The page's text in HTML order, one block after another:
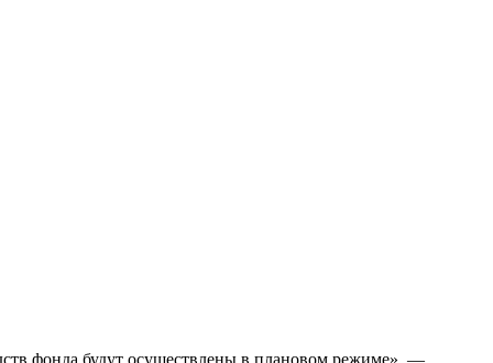
фонда будут осуществлены в плановом режиме», —